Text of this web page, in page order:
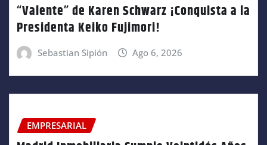
“Valente” de Karen Schwarz ¡Conquista a la
Presidenta Keiko Fujimori!
Sebastian Sipión Ago 6, 2026
EMPRESARIAL